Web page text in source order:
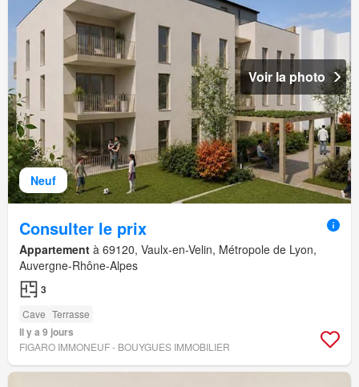
Neuf
Voir la photo
Consulter le prix
Appartement à 69120, Vaulx-en-Velin, Métropole de Lyon,
Auvergne-Rhône-Alpes
3
Cave Terrasse
Il y a 9 jours
FIGARO IMMONEUF - BOUYGUES IMMOBILIER